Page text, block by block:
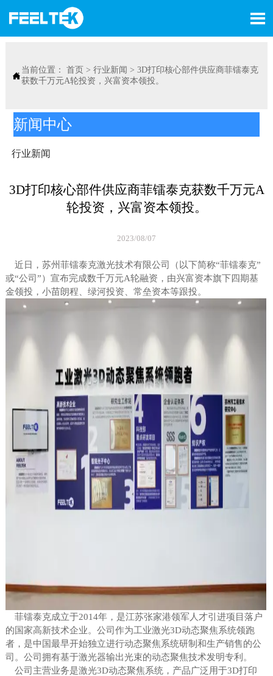


当前位置： 首页 > 行业新闻 > 3D打印核心部件供应商菲镭泰克
获数千万元A轮投资，兴富资本领投。
新闻中心
行业新闻
3D打印核心部件供应商菲镭泰克获数千万元A
轮投资，兴富资本领投。
2023/08/07
近日，苏州菲镭泰克激光技术有限公司（以下简称“菲镭泰克”
或“公司”）宣布完成数千万元A轮融资，由兴富资本旗下四期基
金领投，小苗朗程、绿河投资、常垒资本等跟投。
菲镭泰克成立于2014年，是江苏张家港领军人才引进项目落户
的国家高新技术企业。公司作为工业激光3D动态聚焦系统领跑
者，是中国最早开始独立进行动态聚焦系统研制和生产销售的公
司。公司拥有基于激光器输出光束的动态聚焦技术发明专利。
公司主营业务是激光3D动态聚焦系统，产品广泛用于3D打印